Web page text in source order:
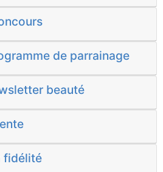
de parrainage
beauté
fidélité